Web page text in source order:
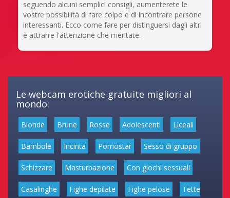
seguendo alcuni semplici consigli, aumenterete le
vostre possibilità di fare colpo e di incontrare persone
interessanti. Ecco come fare per distinguersi dagli altri
e attrarre l'attenzione che meritate.
Le webcam erotiche gratuite migliori al
mondo:
Bionde Brune Rosse Adolescenti Liceali
Bambole Incinta Pornostar Sesso di gruppo
Schizzare Masturbazione Con giochi sessuali
Casalinghe Fighe depilate Fighe pelose Tette